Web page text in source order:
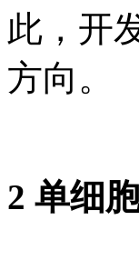
此，开
方向。
2 单细